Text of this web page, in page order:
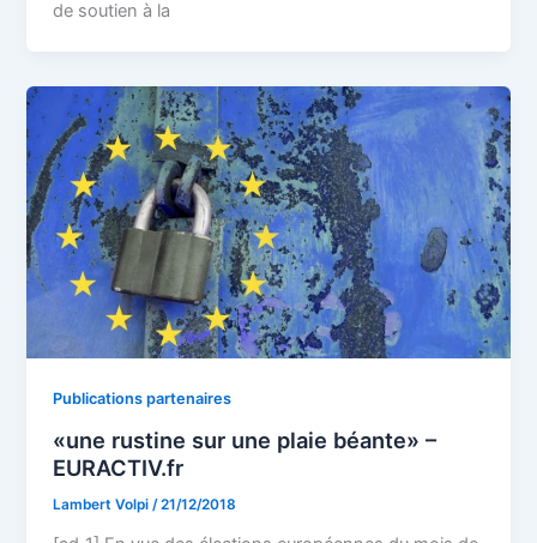
de soutien à la
Publications partenaires
«une rustine sur une plaie béante» –
EURACTIV.fr
Lambert Volpi/21/12/2018